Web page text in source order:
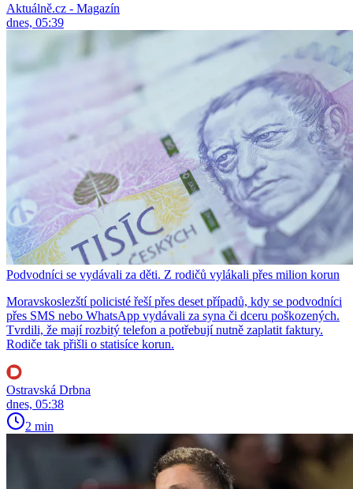
Aktuálně.cz - Magazín
dnes, 05:39
Podvodníci se vydávali za děti. Z rodičů vylákali přes milion korun
Moravskoslezští policisté řeší přes deset případů, kdy se podvodníci
přes SMS nebo WhatsApp vydávali za syna či dceru poškozených.
Tvrdili, že mají rozbitý telefon a potřebují nutně zaplatit faktury.
Rodiče tak přišli o statisíce korun.
Ostravská Drbna
dnes, 05:38
2 min